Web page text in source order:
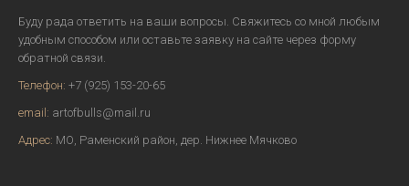
Буду рада ответить на ваши вопросы. Свяжитесь со мной любым
удобным способом или оставьте заявку на сайте через форму
обратной связи.
Телефон: +7 (925) 153-20-65
email: artofbulls@mail.ru
Адрес: МО, Раменский район, дер. Нижнее Мячково